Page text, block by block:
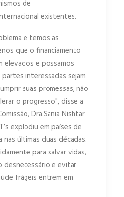
de
existentes.
e temos as
que o financiamento
elevados e possamos
interessadas sejam
suas promessas, não
o progresso", disse a
Dra.Sania Nishtar
explodiu em países de
nas últimas duas décadas.
para salvar vidas,
e evitar
frágeis entrem em